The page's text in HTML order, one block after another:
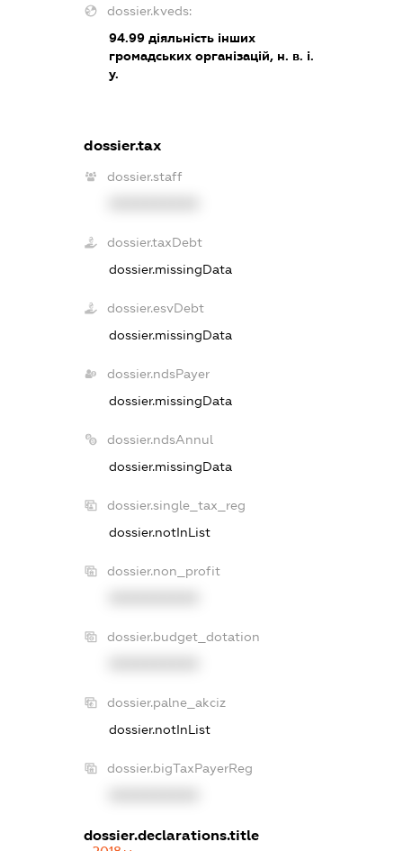
dossier.kveds:
94.99 діяльність інших
громадських організацій, н. в. і.
у.
dossier.tax
dossier.staff
dossier.taxDebt
dossier.missingData
dossier.esvDebt
dossier.missingData
dossier.ndsPayer
dossier.missingData
dossier.ndsAnnul
dossier.missingData
dossier.single_tax_reg
dossier.notInList
dossier.non_profit
dossier.budget_dotation
dossier.palne_akciz
dossier.notInList
dossier.bigTaxPayerReg
dossier.declarations.title